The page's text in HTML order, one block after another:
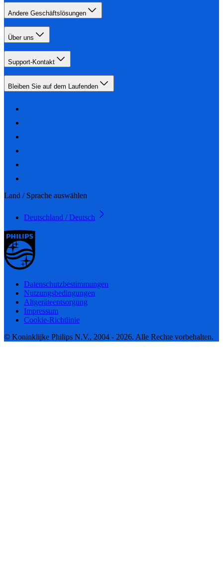
Andere Geschäftslösungen
Über uns
Support-Kontakt
Bleiben Sie auf dem Laufenden
Land / Sprache auswählen
Deutschland / Deutsch
Datenschutzbestimmungen
Nutzungsbedingungen
Altgeräteentsorgung
Impressum
Cookie-Richtlinie
© Koninklijke Philips N.V., 2004 - 2026. Alle Rechte vorbehalten.